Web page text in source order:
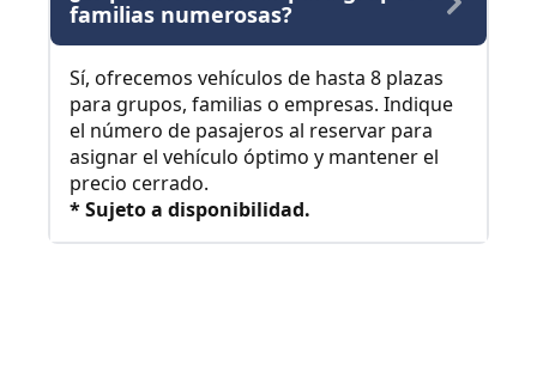
familias numerosas?
Sí, ofrecemos vehículos de hasta 8 plazas
para grupos, familias o empresas. Indique
el número de pasajeros al reservar para
asignar el vehículo óptimo y mantener el
precio cerrado.
* Sujeto a disponibilidad.